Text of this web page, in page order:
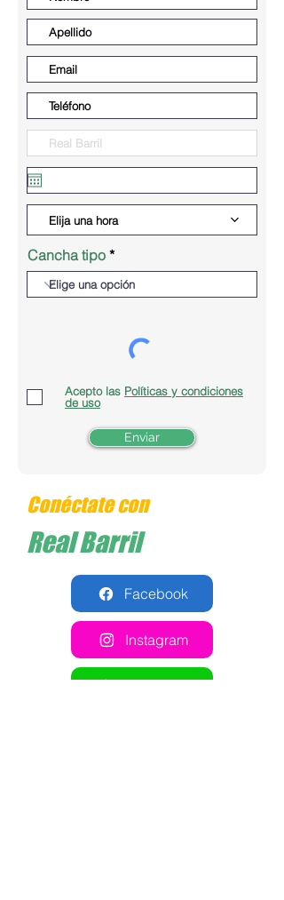
Elija una hora
Cancha tipo
Acepto las Políticas y condiciones
de uso
Enviar
Conéctate con
Real Barril
Facebook
Instagram